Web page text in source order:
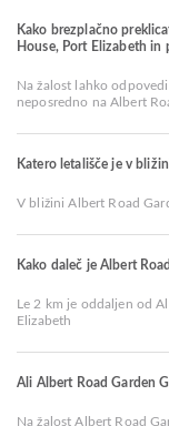
Kako brezplačno
House, Port Elizabeth
Na žalost lahko
neposredno na Albert
Katero letališče je v
V bližini Albert Road
Kako daleč je Albert
Le 2 km je oddaljen od
Elizabeth
Ali Albert Road Garden
Na žalost Albert Road